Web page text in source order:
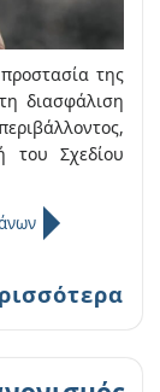
της
διασφάλιση
του Σχεδίου